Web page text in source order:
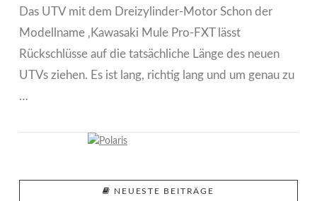
VIEW POST
Das UTV mit dem Dreizylinder-Motor Schon der
Modellname ‚Kawasaki Mule Pro-FXT lässt
Rückschlüsse auf die tatsächliche Länge des neuen
UTVs ziehen. Es ist lang, richtig lang und um genau zu
…
NEUESTE BEITRÄGE